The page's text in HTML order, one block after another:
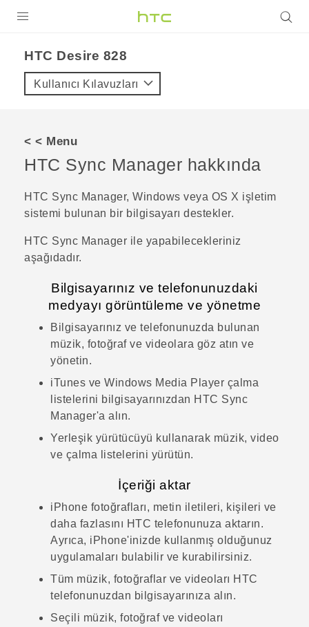
VIVE
VIVERSE
DESTEK
HTC Desire 828‎
Kullanıcı Kılavuzları
< < Menu
HTC Sync Manager hakkında
HTC Sync Manager, Windows veya OS X işletim
sistemi bulunan bir bilgisayarı destekler.
HTC Sync Manager ile yapabilecekleriniz
aşağıdadır.
Bilgisayarınız ve telefonunuzdaki
medyayı görüntüleme ve yönetme
Bilgisayarınız ve telefonunuzda bulunan
müzik, fotoğraf ve videolara göz atın ve
yönetin.
iTunes ve Windows Media Player çalma
listelerini bilgisayarınızdan HTC Sync
Manager'a alın.
Yerleşik yürütücüyü kullanarak müzik, video
ve çalma listelerini yürütün.
İçeriği aktar
iPhone fotoğrafları, metin iletileri, kişileri ve
daha fazlasını HTC telefonunuza aktarın.
Ayrıca, iPhone'inizde kullanmış olduğunuz
uygulamaları bulabilir ve kurabilirsiniz.
Tüm müzik, fotoğraflar ve videoları HTC
telefonunuzdan bilgisayarınıza alın.
Seçili müzik, fotoğraf ve videoları